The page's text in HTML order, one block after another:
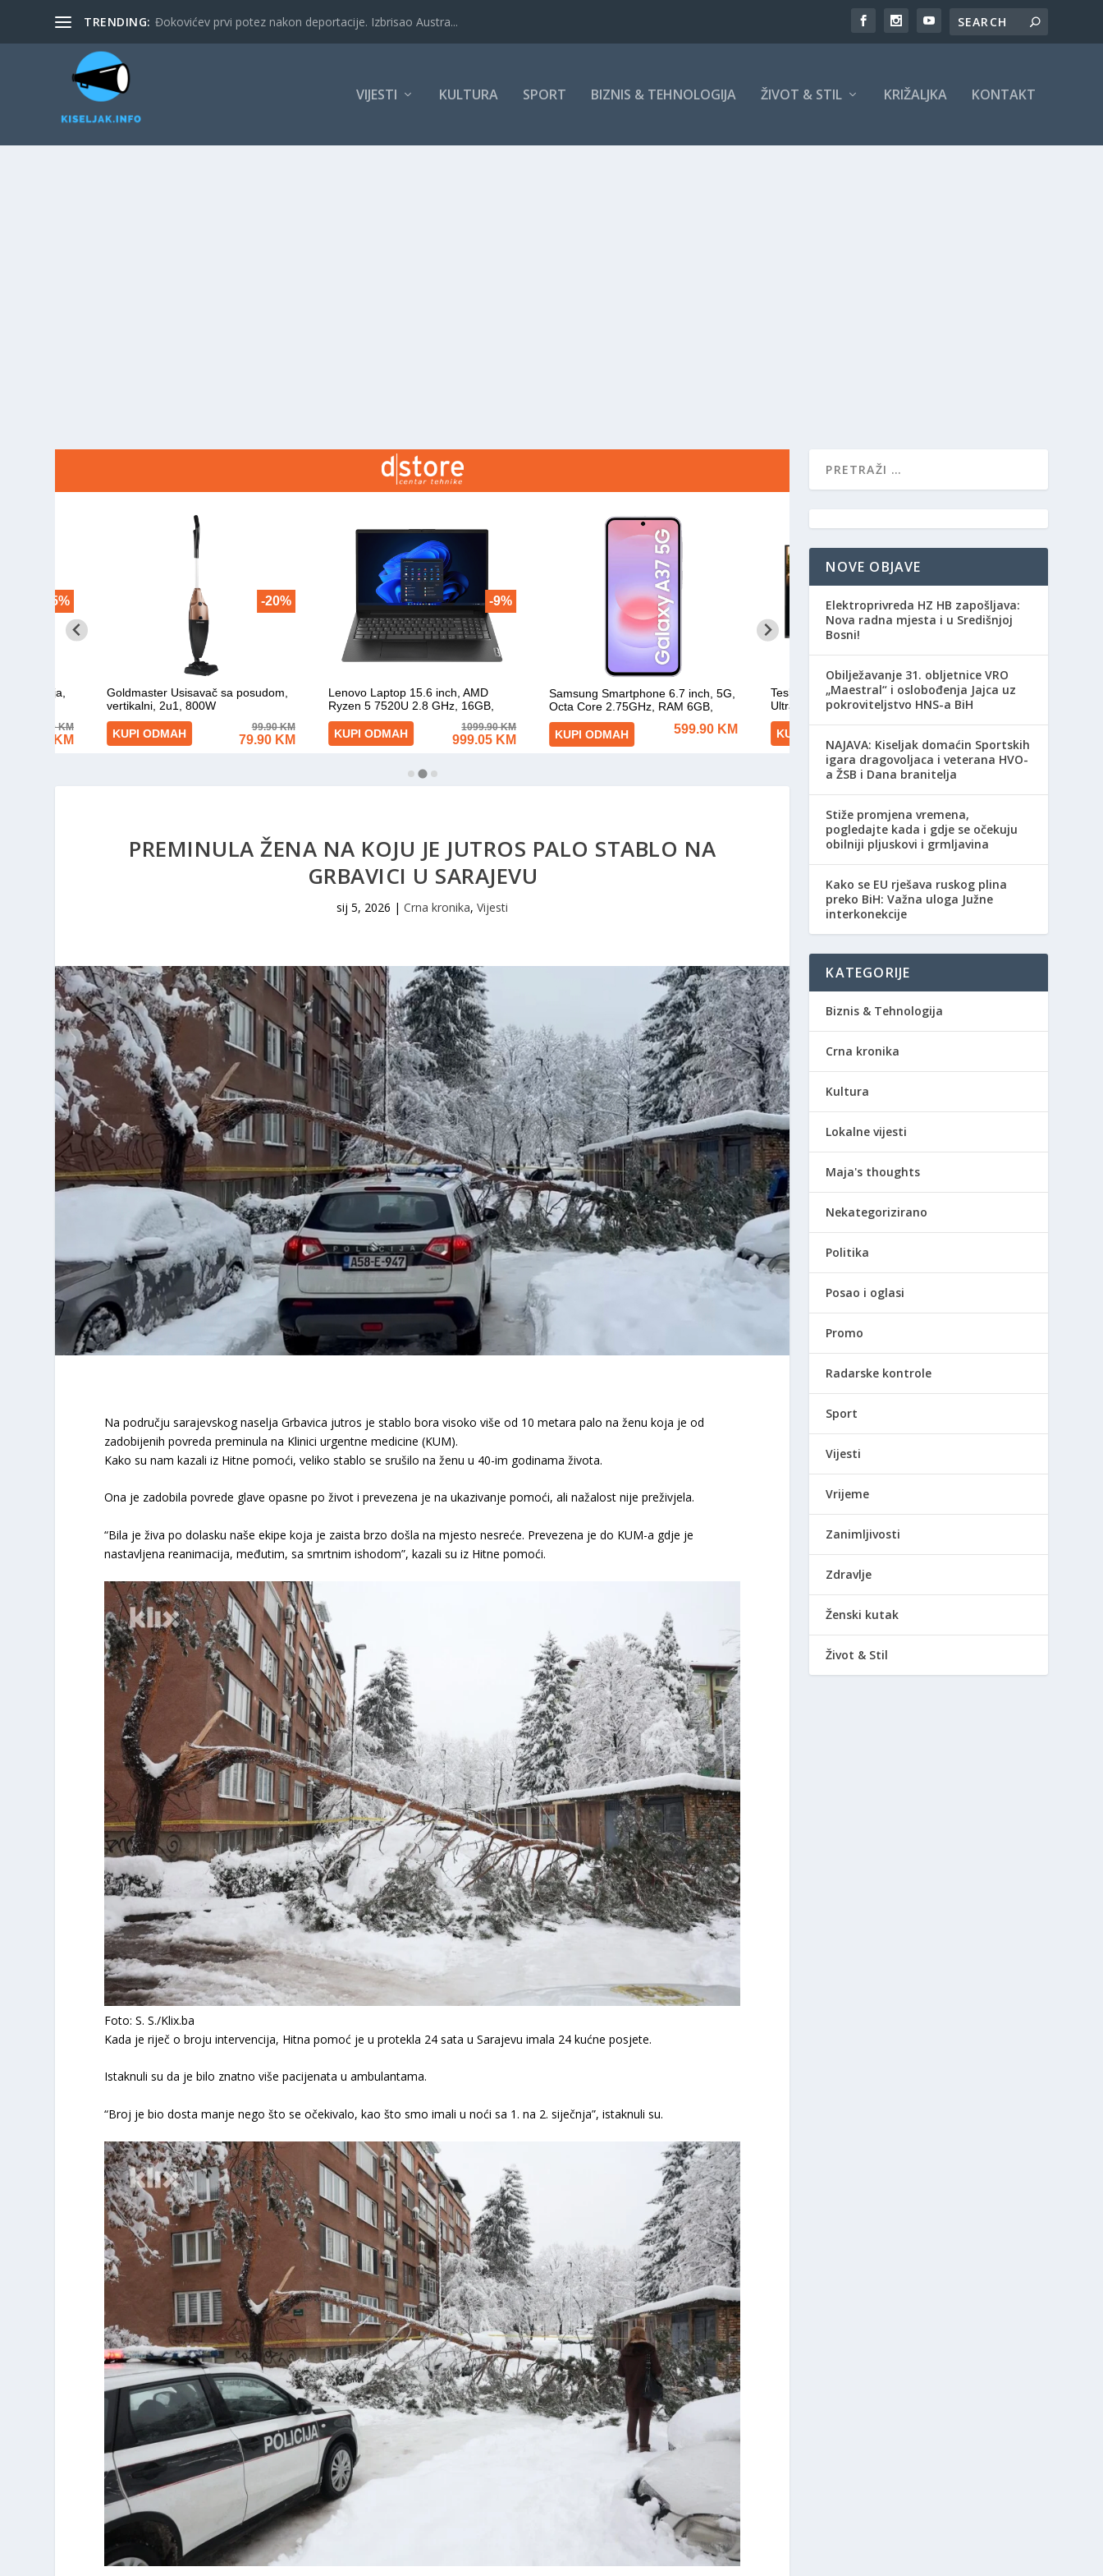
TRENDING: Đokovićev prvi potez nakon deportacije. Izbrisao Austra...
VIJESTI KULTURA SPORT BIZNIS & TEHNOLOGIJA ŽIVOT & STIL KRIŽALJKA KONTAKT
PREMINULA ŽENA NA KOJU JE JUTROS PALO STABLO NA
GRBAVICI U SARAJEVU
sij 5, 2026 |Crna kronika,Vijesti
Na području sarajevskog naselja Grbavica jutros je stablo bora visoko više od 10 metara palo na ženu koja je od
zadobijenih povreda preminula na Klinici urgentne medicine (KUM).
Kako su nam kazali iz Hitne pomoći, veliko stablo se srušilo na ženu u 40-im godinama života.
Ona je zadobila povrede glave opasne po život i prevezena je na ukazivanje pomoći, ali nažalost nije preživjela.
“Bila je živa po dolasku naše ekipe koja je zaista brzo došla na mjesto nesreće. Prevezena je do KUM-a gdje je
nastavljena reanimacija, međutim, sa smrtnim ishodom”, kazali su iz Hitne pomoći.
Foto: S. S./Klix.ba
Kada je riječ o broju intervencija, Hitna pomoć je u protekla 24 sata u Sarajevu imala 24 kućne posjete.
Istaknuli su da je bilo znatno više pacijenata u ambulantama.
“Broj je bio dosta manje nego što se očekivalo, kao što smo imali u noći sa 1. na 2. siječnja”, istaknuli su.
NOVE OBJAVE
Elektroprivreda HZ HB zapošljava:
Nova radna mjesta i u Središnjoj
Bosni!
Obilježavanje 31. obljetnice VRO
„Maestral“ i oslobođenja Jajca uz
pokroviteljstvo HNS-a BiH
NAJAVA: Kiseljak domaćin Sportskih
igara dragovoljaca i veterana HVO-
a ŽSB i Dana branitelja
Stiže promjena vremena,
pogledajte kada i gdje se očekuju
obilniji pljuskovi i grmljavina
Kako se EU rješava ruskog plina
preko BiH: Važna uloga Južne
interkonekcije
KATEGORIJE
Biznis & Tehnologija
Crna kronika
Kultura
Lokalne vijesti
Maja's thoughts
Nekategorizirano
Politika
Posao i oglasi
Promo
Radarske kontrole
Sport
Vijesti
Vrijeme
Zanimljivosti
Zdravlje
Ženski kutak
Život & Stil